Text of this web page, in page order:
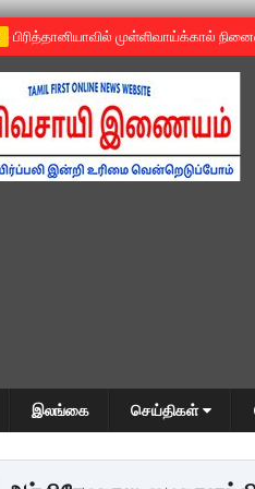
»பிரித்தானியாவில் முள்ளிவாய்க்கால்
இலங்கை செய்திகள்